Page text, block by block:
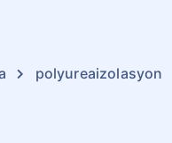
polyureaizolasyon